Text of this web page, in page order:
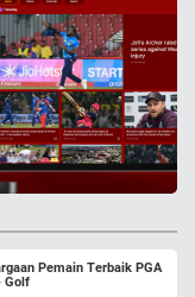
Pemain Terbaik PGA
Golf